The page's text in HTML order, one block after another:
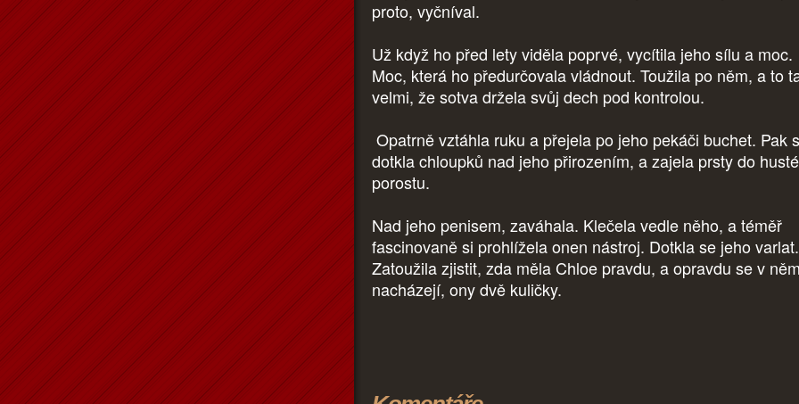
proto, vyčníval.
Už když ho před lety viděla poprvé, vycítila jeho sílu a moc.
Moc, která ho předurčovala vládnout. Toužila po něm, a to
velmi, že sotva držela svůj dech pod kontrolou.
Opatrně vztáhla ruku a přejela po jeho pekáči buchet. Pak
dotkla chloupků nad jeho přirozením, a zajela prsty do
porostu.
Nad jeho penisem, zaváhala. Klečela vedle něho, a téměř
fascinovaně si prohlížela onen nástroj. Dotkla se jeho varlat.
Zatoužila zjistit, zda měla Chloe pravdu, a opravdu se v něm
nacházejí, ony dvě kuličky.